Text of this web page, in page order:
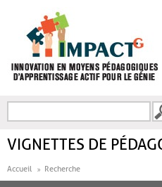
FORMULAIRE DE
VIGNETTES DE
Accueil Recherche